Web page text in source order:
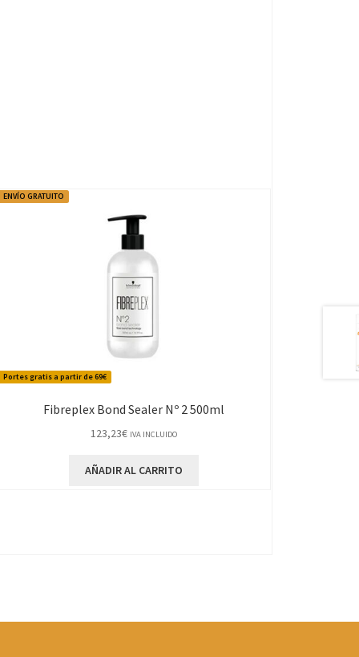
Portes gratis a partir de 69€
ENVÍO GRATUITO
Fibreplex Bond Sealer Nº 2 500ml
123,23€ IVA INCLUIDO
AÑADIR AL CARRITO